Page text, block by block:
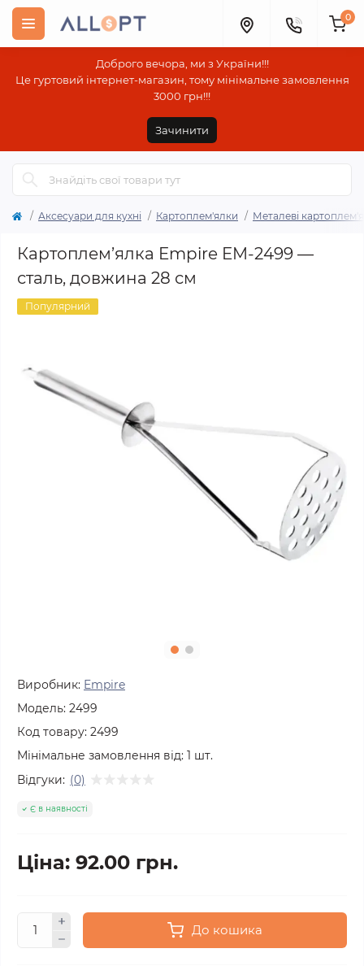
Доброго вечора, ми з України!!!
Це гуртовий інтернет-магазин, тому мінімальне замовлення
3000 грн!!!
Зачинити
0
Аксесуари для кухні Картоплем'ялки Металеві
Картоплем’ялка Empire EM-2499 —
сталь, довжина 28 см
Популярний
Виробник: Empire
Модель: 2499
Код товару: 2499
Мінімальне замовлення від: 1 шт.
Відгуки: (0)
Є в наявності
Ціна: 92.00 грн.
До кошика